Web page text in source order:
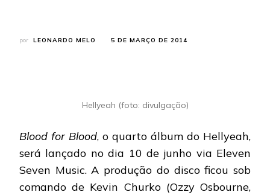
por LEONARDO MELO 5 DE MARÇO DE 2014
Hellyeah (foto: divulgação)
Blood for Blood, o quarto álbum do Hellyeah,
será lançado no dia 10 de junho via Eleven
Seven Music. A produção do disco ficou sob
comando de Kevin Churko (Ozzy Osbourne,